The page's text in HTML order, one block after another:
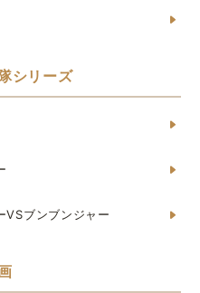
シリーズ
VSブンブンジャー